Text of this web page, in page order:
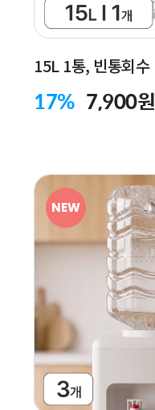
15L 1통, 빈통회수
17% 7,900원
NEW